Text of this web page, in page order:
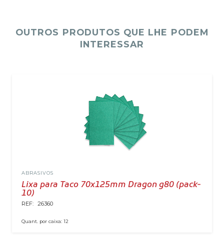
OUTROS PRODUTOS QUE LHE PODEM
INTERESSAR
ABRASIVOS
Lixa para Taco 70x125mm Dragon g80 (pack-
10)
REF: 26360
Quant. por caixa:12